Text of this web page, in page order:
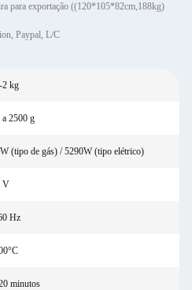
para exportação ((120*105*82cm,188kg)
Paypal, L/C
2 kg
a 2500 g
(tipo de gás) / 5290W (tipo elétrico)
V
Hz
minutos